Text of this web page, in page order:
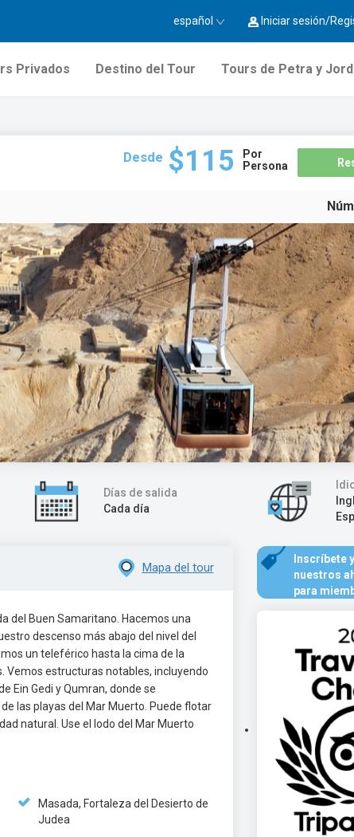
español Iniciar sesión/
Privados Destino del Tour Tours de Petra y
Desde $115
Por
Persona
Días de salida
Cada día
Mapa del tour
del Buen Samaritano. Hacemos una
descenso más abajo del nivel del
un teleférico hasta la cima de la
Vemos estructuras notables, incluyendo
Ein Gedi y Qumran, donde se
las playas del Mar Muerto. Puede flotar
natural. Use el lodo del Mar Muerto
Masada, Fortaleza del Desierto de
Judea
Inscríbete
nuestros
para